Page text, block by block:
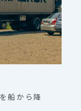
船から降